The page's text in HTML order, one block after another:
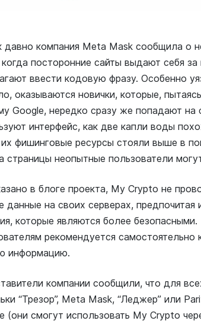
давно компания Meta Mask сообщила о
когда посторонние сайты выдают себя
ввести кодовую фразу. Особенно
оказываются новички, которые,
Google, нередко сразу же попадают
интерфейс, как две капли воды
фишинговые ресурсы стояли выше в
страницы неопытные пользователи
в блоге проекта, My Crypto не
данные на своих серверах, предпочитая
которые являются более
рекомендуется самостоятельно
информацию.
компании сообщили, что для
“Трезор”, Meta Mask, “Леджер” или
(они смогут использовать My Crypto